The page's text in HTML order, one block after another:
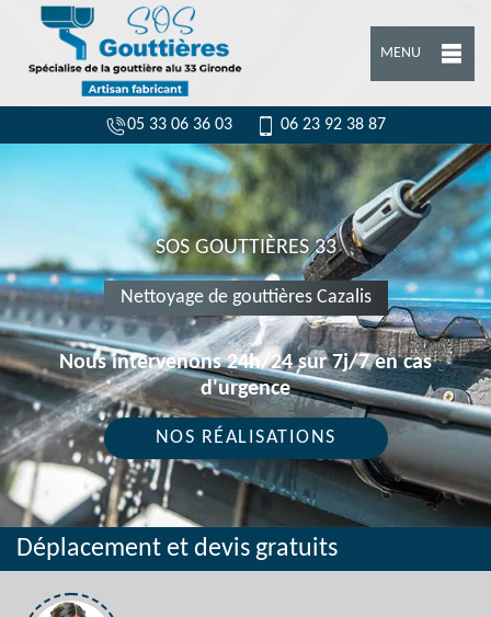
MENU
05 33 06 36 03 06 23 92 38 87
SOS GOUTTIÈRES 33
Nettoyage de gouttières Cazalis
Nous intervenons 24h/24 sur 7j/7 en cas
d'urgence
NOS RÉALISATIONS
Déplacement et devis gratuits